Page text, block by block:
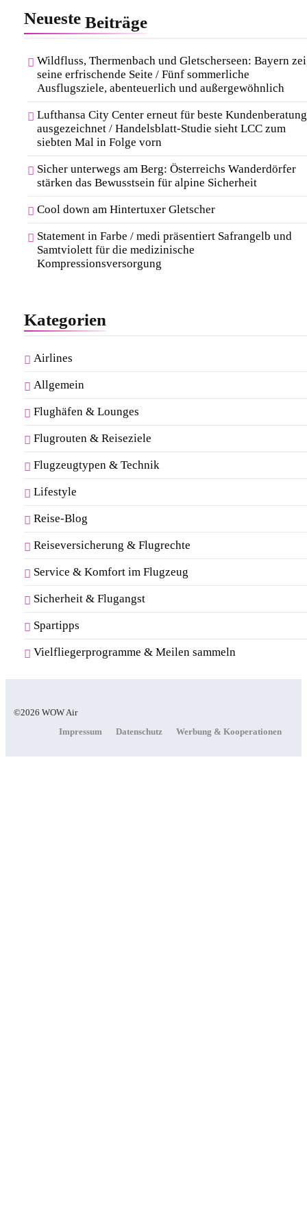
Neueste Beiträge
Wildfluss, Thermenbach und Gletscherseen: Bayern
seine erfrischende Seite / Fünf sommerliche
Ausflugsziele, abenteuerlich und außergewöhnlich
Lufthansa City Center erneut für beste Kundenberatung
ausgezeichnet / Handelsblatt-Studie sieht LCC zum
siebten Mal in Folge vorn
Sicher unterwegs am Berg: Österreichs Wanderdörfer
stärken das Bewusstsein für alpine Sicherheit
Cool down am Hintertuxer Gletscher
Statement in Farbe / medi präsentiert Safrangelb und
Samtviolett für die medizinische
Kompressionsversorgung
Kategorien
Airlines
Allgemein
Flughäfen & Lounges
Flugrouten & Reiseziele
Flugzeugtypen & Technik
Lifestyle
Reise-Blog
Reiseversicherung & Flugrechte
Service & Komfort im Flugzeug
Sicherheit & Flugangst
Spartipps
Vielfliegerprogramme & Meilen sammeln
©2026 WOW Air
Impressum
Datenschutz Werbung & Kooperationen